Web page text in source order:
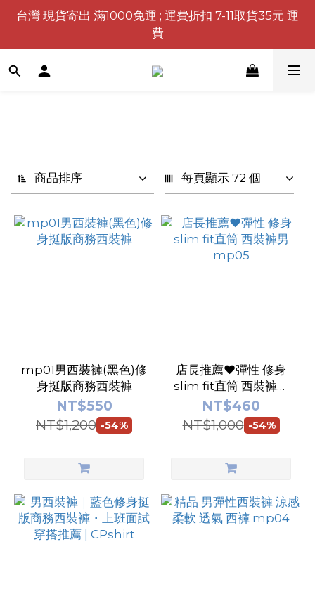
台灣 現貨寄出 滿1000免運 ; 運費折扣 7-11取貨35元 運
費
商品排序 每頁顯示 72 個
mp01男西裝褲(黑色)修
身挺版商務西裝褲
NT$550
NT$1,200 -54%
店長推薦❤️彈性 修身
slim fit直筒 西裝褲男
mp05
NT$460
NT$1,000 -54%